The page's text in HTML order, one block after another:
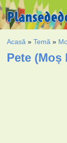
Acasă »Temă »
Pete (Moș